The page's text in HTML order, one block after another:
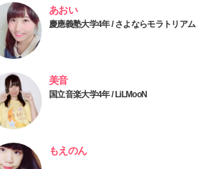
あおい
慶應義塾大学4年 / さよならモラトリアム
美音
国立音楽大学4年 / LiLMooN
もえのん